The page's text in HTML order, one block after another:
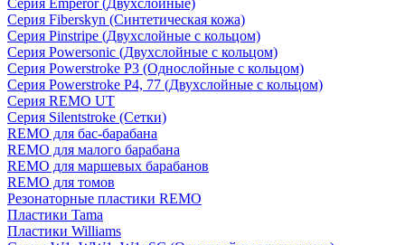
Серия Emperor (Двухслойные)
Серия Fiberskyn (Синтетическая кожа)
Серия Pinstripe (Двухслойные с кольцом)
Серия Powersonic (Двухслойные с кольцом)
Серия Powerstroke P3 (Однослойные с кольцом)
Серия Powerstroke P4, 77 (Двухслойные с кольцом)
Серия REMO UT
Серия Silentstroke (Сетки)
REMO для бас-барабана
REMO для малого барабана
REMO для маршевых барабанов
REMO для томов
Резонаторные пластики REMO
Пластики Tama
Пластики Williams